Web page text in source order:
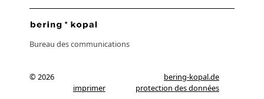
Bureau des communications
© 2026
bering-kopal.de
protection des données
imprimer